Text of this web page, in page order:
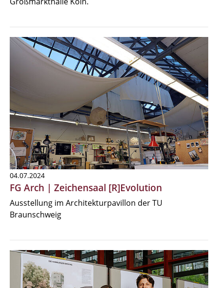
04.07.2024
FG Arch | Zeichensaal [R]Evolution
Ausstellung im Architekturpavillon der TU
Braunschweig